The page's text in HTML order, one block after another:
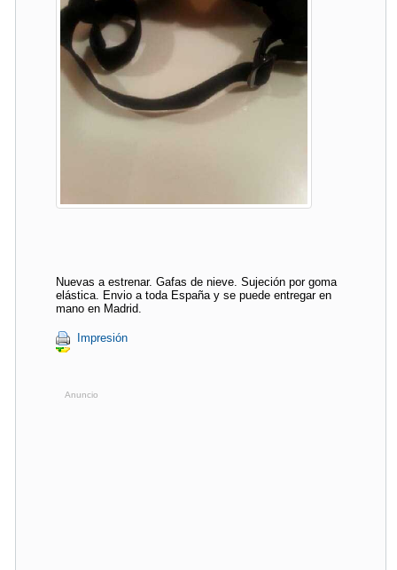
Nuevas a estrenar. Gafas de nieve. Sujeción por goma
elástica. Envio a toda España y se puede entregar en
mano en Madrid.
Impresión
Anuncio